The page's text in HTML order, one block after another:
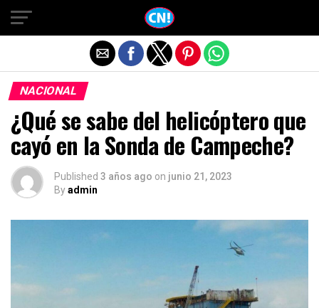
NACIONAL
¿Qué se sabe del helicóptero que
cayó en la Sonda de Campeche?
Published 3 años ago on junio 21, 2023
Byadmin
Salir de la versión móvil